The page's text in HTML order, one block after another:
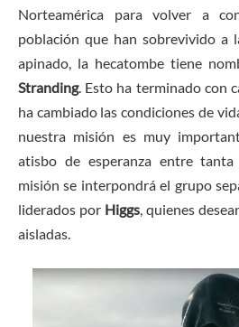
Norteamérica para volver a
población que han sobrevivido a
apinado, la hecatombe tiene
Stranding. Esto ha terminado con
ha cambiado las condiciones de
nuestra misión es muy
atisbo de esperanza entre
misión se interpondrá el grupo
liderados por Higgs, quienes
aisladas.